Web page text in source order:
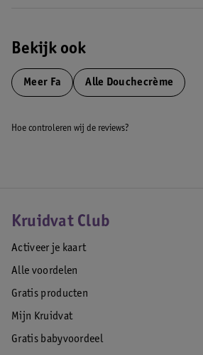
***Vrij van dierlijke ingrediënten.
*****Exclusief etiket, recyclebaarheid
EAN code:5410091767242,9000100634007
Bekijk ook
Meer Fa Alle Douchecrème
Hoe controleren wij de reviews?
Kruidvat Club
Activeer je kaart
Alle voordelen
Gratis producten
Mijn Kruidvat
Gratis babyvoordeel